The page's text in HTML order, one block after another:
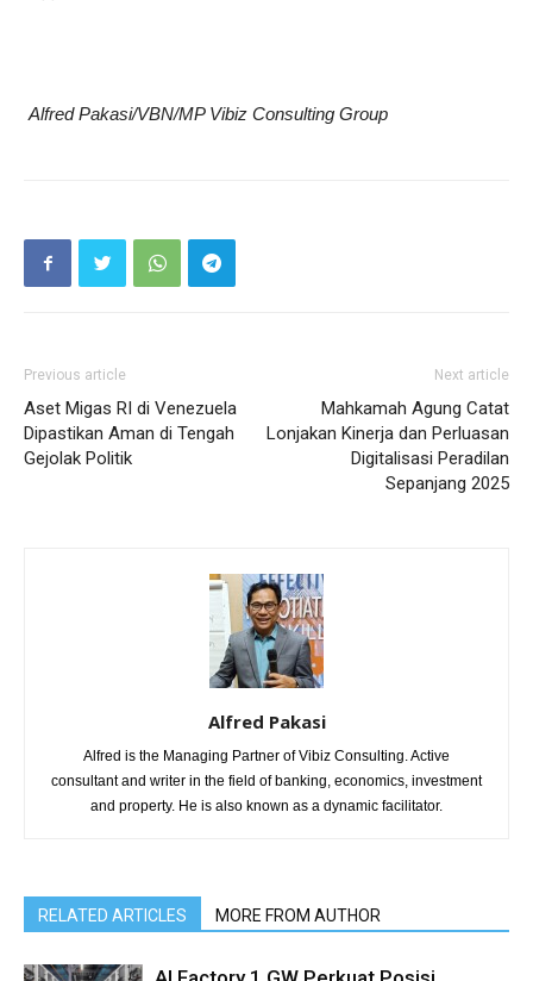
Alfred Pakasi/VBN/MP Vibiz Consulting Group
Previous article
Aset Migas RI di Venezuela
Dipastikan Aman di Tengah
Gejolak Politik
Next article
Mahkamah Agung Catat
Lonjakan Kinerja dan Perluasan
Digitalisasi Peradilan
Sepanjang 2025
Alfred Pakasi
Alfred is the Managing Partner of Vibiz Consulting. Active
consultant and writer in the field of banking, economics, investment
and property. He is also known as a dynamic facilitator.
RELATED ARTICLES MORE FROM AUTHOR